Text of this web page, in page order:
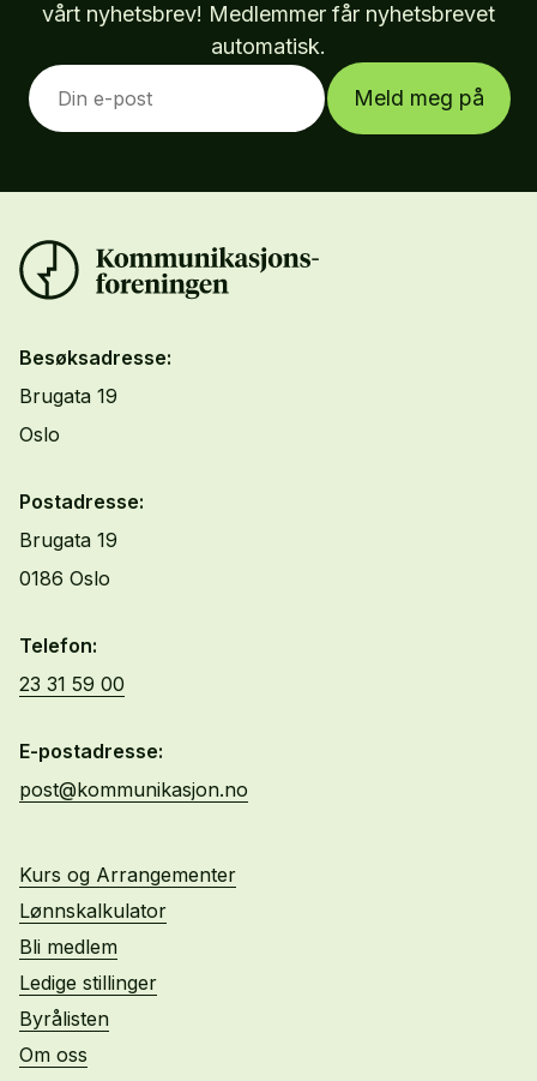
vårt nyhetsbrev! Medlemmer får nyhetsbrevet
automatisk.
Meld meg på
Besøksadresse:
Brugata 19
Oslo
Postadresse:
Brugata 19
0186 Oslo
Telefon:
23 31 59 00
E-postadresse:
post@kommunikasjon.no
Kurs og Arrangementer
Lønnskalkulator
Bli medlem
Ledige stillinger
Byrålisten
Om oss